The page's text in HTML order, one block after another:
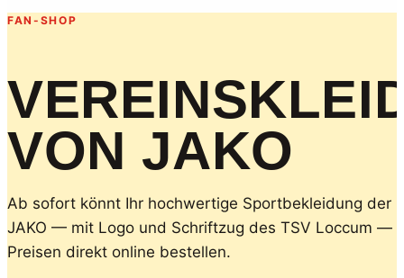
FAN-SHOP
VON JAKO
Ab sofort könnt Ihr hochwertige Sportbekleidung der
JAKO — mit Logo und Schriftzug des TSV Loccum —
Preisen direkt online bestellen.